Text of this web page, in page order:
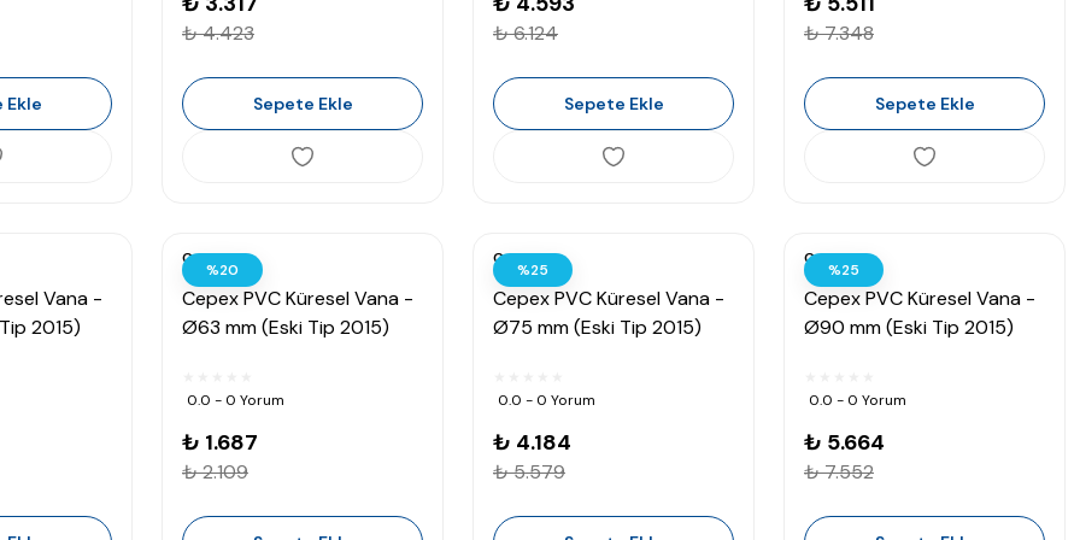
Ekle
₺ 4.423
Sepete Ekle
₺ 6.124
Sepete Ekle
₺ 7.348
Sepete Ekle
Vana -
2015)
%20
Cepex
Cepex PVC Küresel Vana -
Ø63 mm (Eski Tip 2015)
0.0 - 0 Yorum
₺ 1.687
₺ 2.109
%25
Cepex
Cepex PVC Küresel Vana -
Ø75 mm (Eski Tip 2015)
0.0 - 0 Yorum
₺ 4.184
₺ 5.579
%25
Cepex
Cepex PVC Küresel Vana -
Ø90 mm (Eski Tip 2015)
0.0 - 0 Yorum
₺ 5.664
₺ 7.552